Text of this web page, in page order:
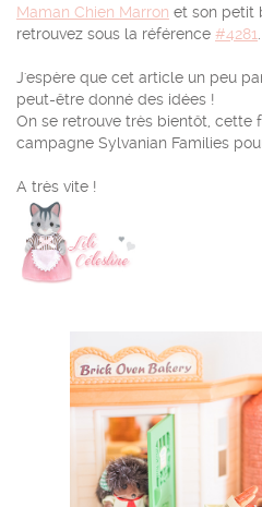
Maman Chien Marron et son petit
retrouvez sous la référence #4281
J'espère que cet article un peu
peut-être donné des idées !
On se retrouve très bientôt, cette
campagne Sylvanian Families
A très vite !